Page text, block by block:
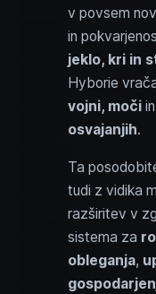
v povsem
in
jeklo, kri in
Hyborie
vojni, moči
osvajanjih.
Ta
tudi z vidika
razširitev v
sistema za
obleganja,